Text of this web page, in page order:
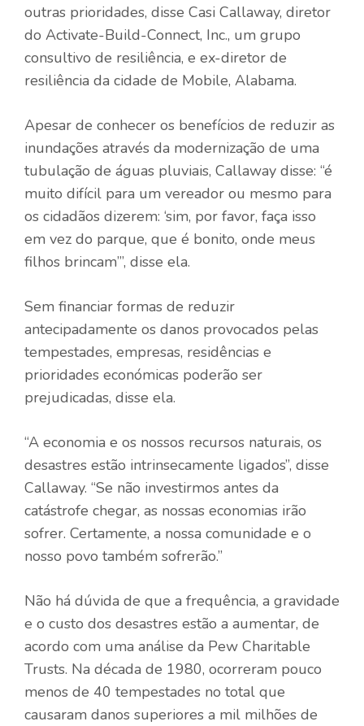
outras prioridades, disse Casi Callaway, diretor
do Activate-Build-Connect, Inc., um grupo
consultivo de resiliência, e ex-diretor de
resiliência da cidade de Mobile, Alabama.
Apesar de conhecer os benefícios de reduzir as
inundações através da modernização de uma
tubulação de águas pluviais, Callaway disse: “é
muito difícil para um vereador ou mesmo para
os cidadãos dizerem: ‘sim, por favor, faça isso
em vez do parque, que é bonito, onde meus
filhos brincam’”, disse ela.
Sem financiar formas de reduzir
antecipadamente os danos provocados pelas
tempestades, empresas, residências e
prioridades económicas poderão ser
prejudicadas, disse ela.
“A economia e os nossos recursos naturais, os
desastres estão intrinsecamente ligados”, disse
Callaway. “Se não investirmos antes da
catástrofe chegar, as nossas economias irão
sofrer. Certamente, a nossa comunidade e o
nosso povo também sofrerão.”
Não há dúvida de que a frequência, a gravidade
e o custo dos desastres estão a aumentar, de
acordo com uma análise da Pew Charitable
Trusts. Na década de 1980, ocorreram pouco
menos de 40 tempestades no total que
causaram danos superiores a mil milhões de